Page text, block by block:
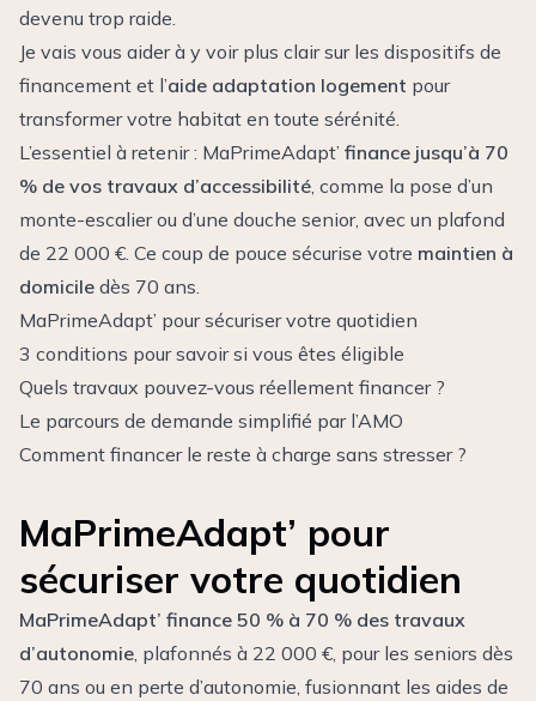
devenu trop raide.
Je vais vous aider à y voir plus clair sur les dispositifs de
financement et l’aide adaptation logement pour
transformer votre habitat en toute sérénité.
L’essentiel à retenir : MaPrimeAdapt’ finance jusqu’à 70
% de vos travaux d’accessibilité, comme la pose d’un
monte-escalier ou d’une douche senior, avec un plafond
de 22 000 €. Ce coup de pouce sécurise votre maintien à
domicile dès 70 ans.
MaPrimeAdapt’ pour sécuriser votre quotidien
3 conditions pour savoir si vous êtes éligible
Quels travaux pouvez-vous réellement financer ?
Le parcours de demande simplifié par l’AMO
Comment financer le reste à charge sans stresser ?
MaPrimeAdapt’ pour
sécuriser votre quotidien
MaPrimeAdapt’ finance 50 % à 70 % des travaux
d’autonomie, plafonnés à 22 000 €, pour les seniors dès
70 ans ou en perte d’autonomie, fusionnant les aides de